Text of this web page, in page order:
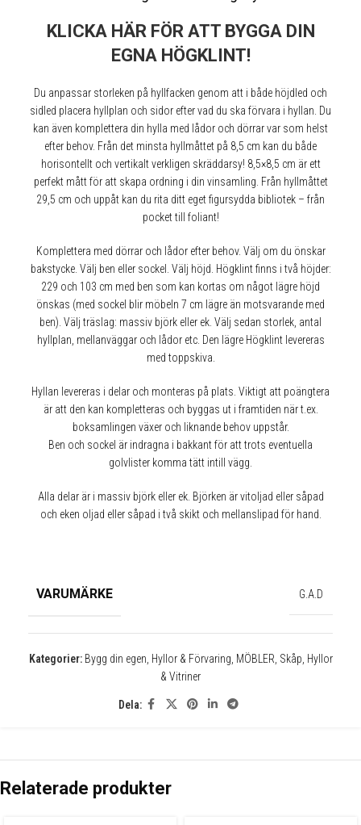
KLICKA HÄR FÖR ATT BYGGA DIN
EGNA HÖGKLINT!
Du anpassar storleken på hyllfacken genom att i både höjdled och
sidled placera hyllplan och sidor efter vad du ska förvara i hyllan. Du
kan även komplettera din hylla med lådor och dörrar var som helst
efter behov. Från det minsta hyllmåttet på 8,5 cm kan du både
horisontellt och vertikalt verkligen skräddarsy! 8,5×8,5 cm är ett
perfekt mått för att skapa ordning i din vinsamling. Från hyllmåttet
29,5 cm och uppåt kan du rita ditt eget figursydda bibliotek – från
pocket till foliant!
Komplettera med dörrar och lådor efter behov. Välj om du önskar
bakstycke. Välj ben eller sockel. Välj höjd. Högklint finns i två höjder:
229 och 103 cm med ben som kan kortas om något lägre höjd
önskas (med sockel blir möbeln 7 cm lägre än motsvarande med
ben). Välj träslag: massiv björk eller ek. Välj sedan storlek, antal
hyllplan, mellanväggar och lådor etc. Den lägre Högklint levereras
med toppskiva.
Hyllan levereras i delar och monteras på plats. Viktigt att poängtera
är att den kan kompletteras och byggas ut i framtiden när t.ex.
boksamlingen växer och liknande behov uppstår.
Ben och sockel är indragna i bakkant för att trots eventuella
golvlister komma tätt intill vägg.
Alla delar är i massiv björk eller ek. Björken är vitoljad eller såpad
och eken oljad eller såpad i två skikt och mellanslipad för hand.
VARUMÄRKE G.A.D
Kategorier: Bygg din egen Hyllor & Förvaring MÖBLER Skåp, Hyllor
& Vitriner
Dela:
Relaterade produkter